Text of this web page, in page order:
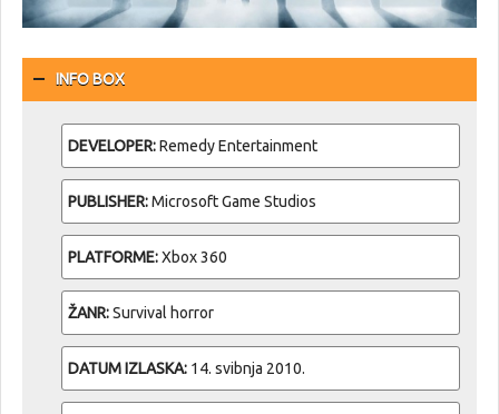
INFO BOX
DEVELOPER:Remedy Entertainment
PUBLISHER:Microsoft Game Studios
PLATFORME:Xbox 360
ŽANR:Survival horror
DATUM IZLASKA: 14. svibnja 2010.